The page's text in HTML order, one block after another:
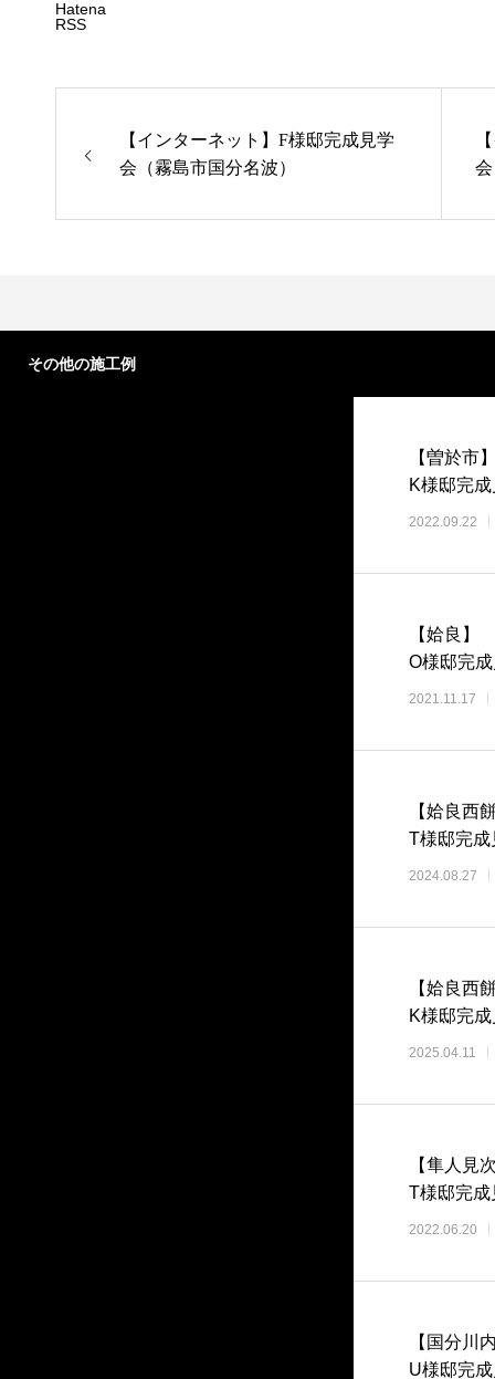
Hatena
RSS
【インターネット】F様邸完成見学
会（霧島市国分名波）
その他の施工例
【曽於市
K様邸完
2022.09.22
【姶良】
O様邸完
2021.11.17
【姶良西
T様邸完成
2024.08.27
【姶良西
K様邸完
2025.04.11
【隼人見
T様邸完成
2022.06.20
【国分川
U様邸完